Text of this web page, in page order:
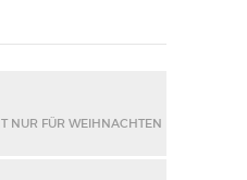
NUR FÜR WEIHNACHTEN